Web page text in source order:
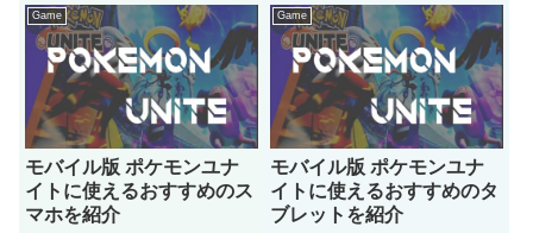
どの位掛かるのかが気になる人は
どうぞ
Game
モバイル版 ポケモンユナ
イトに使えるおすすめのス
マホを紹介
Game
モバイル版 ポケモンユナ
イトに使えるおすすめのタ
ブレットを紹介